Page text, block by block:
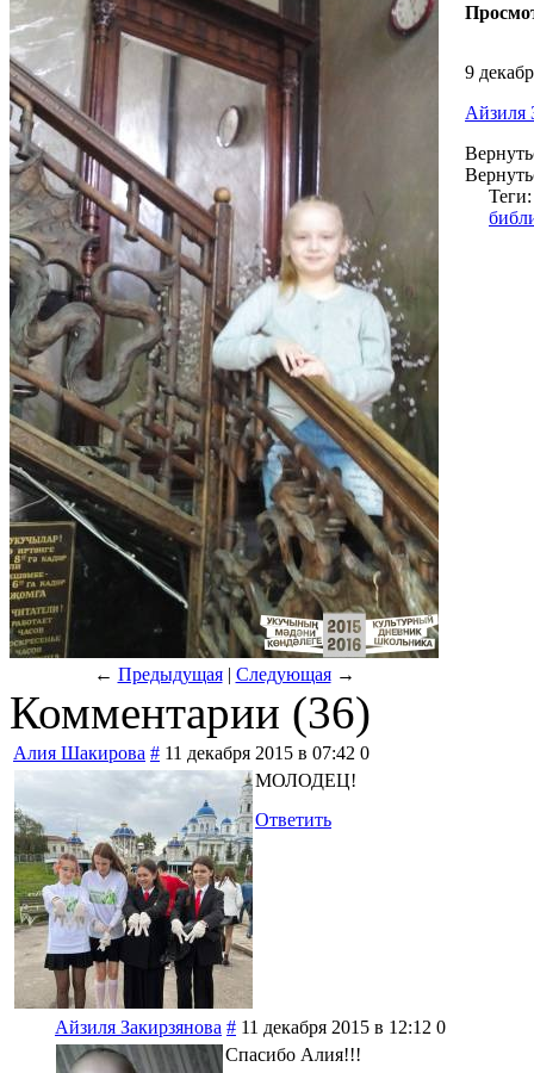
← Предыдущая| Следующая→
9
Айзиля
Комментарии (36)
Алия Шакирова # 11 декабря 2015 в 07:42 0
МОЛОДЕЦ!
Ответить
Айзиля Закирзянова # 11 декабря 2015 в 12:12 0
Спасибо Алия!!!